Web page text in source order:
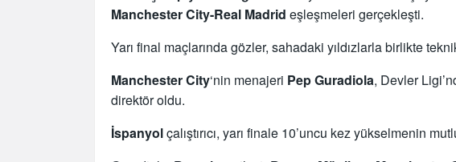
Manchester City-Real Madrid eşleşmeleri gerçekleşti.
Yarı final maçlarında gözler, sahadaki yıldızlarla birlikte
Manchester City‘nin menajeri Pep Guradiola, Devler
direktör oldu.
İspanyolçalıştırıcı, yarı finale 10’uncu kez yükselmenin